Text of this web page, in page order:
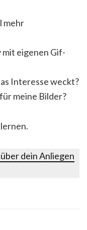
mehr
eigenen Gif-
Interesse weckt?
meine Bilder?
dein Anliegen